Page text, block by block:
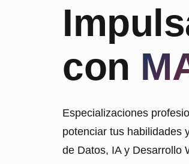
con
Especializaciones
potenciar tus habilidades
de Datos, IA y Desarrollo